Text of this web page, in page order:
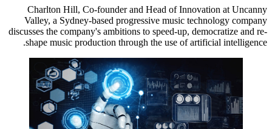
Charlton Hill, Co-founder and Head of Innovation at Uncanny
Valley, a Sydney-based progressive music technology company
discusses the company's ambitions to speed-up, democratize and re-
shape music production through the use of artificial intelligence.